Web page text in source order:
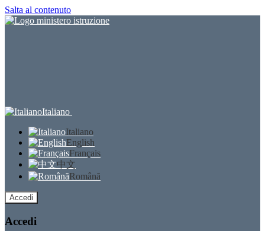
Salta al contenuto
Italiano
Italiano
English
Français
中文
Română
Accedi
Accedi